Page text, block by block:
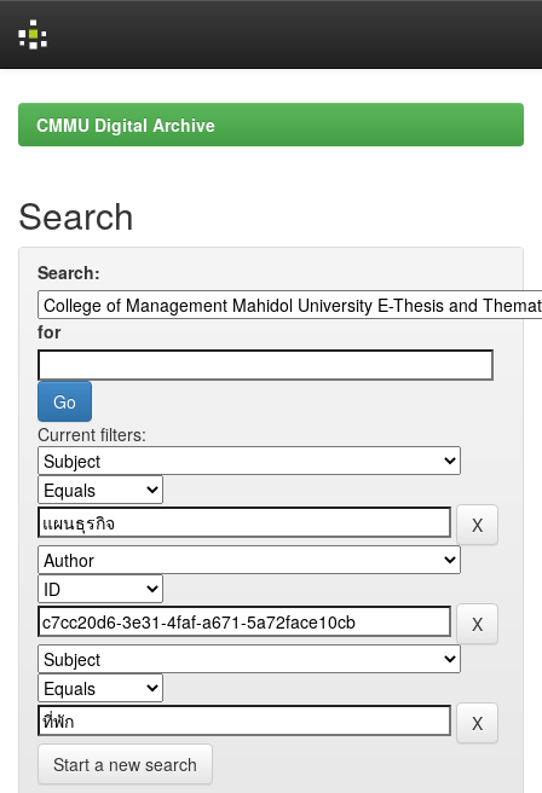
navigationCMMU Digital Archive
Search
Search:
for
Current filters:
Start a new search